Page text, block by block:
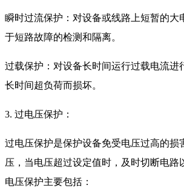
瞬时过流保护：对设备或线路上短暂的大
于短路故障的检测和隔离。
过载保护：对设备长时间运行过载电流进
长时间超负荷而损坏。
3. 过电压保护：
过电压保护是保护设备免受电压过高的损
压，当电压超过设定值时，及时切断电路
电压保护主要包括：